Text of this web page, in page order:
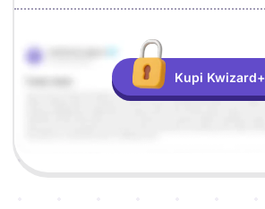
Odgovor
Objašnjenje
Kupi Kwizard+